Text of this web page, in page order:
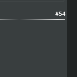
#54